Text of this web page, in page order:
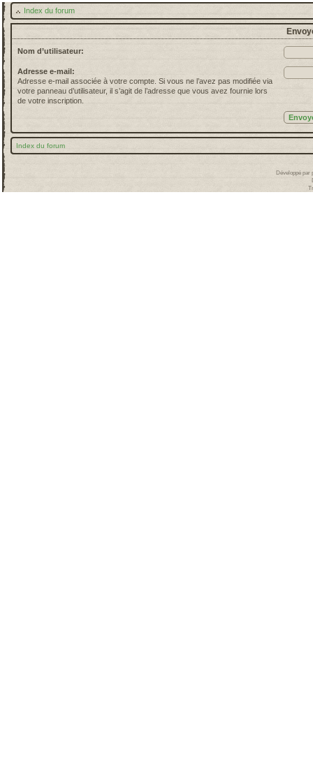
Index du forum
Nom d’utilisateur:
Adresse e-mail:
Adresse e-mail associée à votre compte. Si vous ne l’avez pas modifiée via
votre panneau d’utilisateur, il s’agit de l’adresse que vous avez fournie lors
de votre inscription.
Index du forum
Développé par